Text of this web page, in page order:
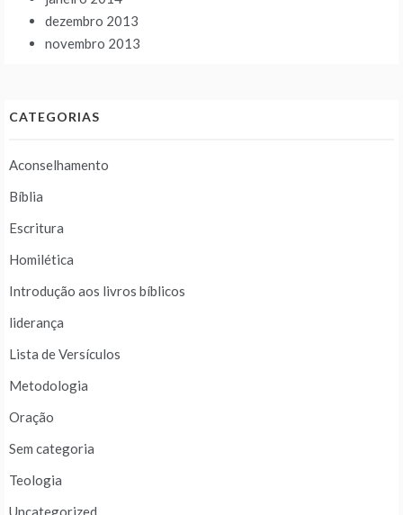
dezembro 2013
novembro 2013
CATEGORIAS
Aconselhamento
Bíblia
Escritura
Homilética
Introdução aos livros bíblicos
liderança
Lista de Versículos
Metodologia
Oração
Sem categoria
Teologia